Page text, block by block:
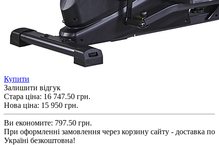
Купити
Залишити відгук
Стара ціна: 16 747.50 грн.
Нова ціна: 15 950 грн.
Ви економите: 797.50 грн.
При оформленні замовлення через корзину сайту - доставка по
Україні безкоштовна!